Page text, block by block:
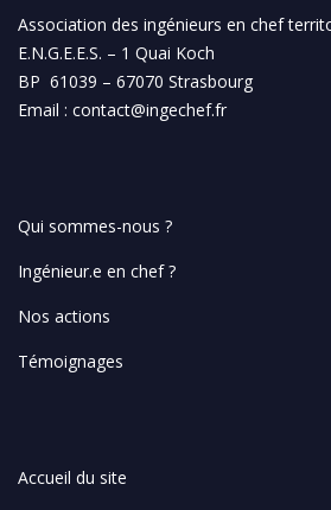
n
n
el
Association des ingénieurs en chef
E.N.G.E.E.S. – 1 Quai Koch
BP 61039 – 67070 Strasbourg
Email : contact@ingechef.fr
Qui sommes-nous ?
Ingénieur.e en chef ?
Nos actions
Témoignages
Accueil du site